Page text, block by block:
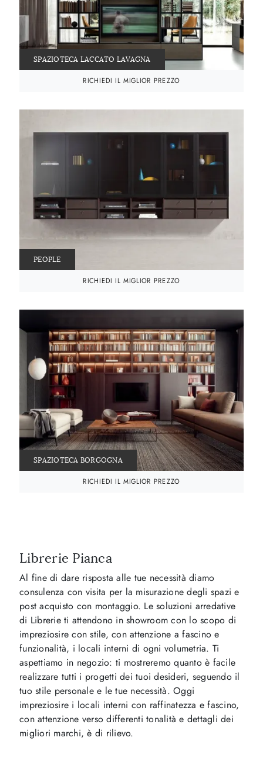
SPAZIOTECA LACCATO LAVAGNA
RICHIEDI IL MIGLIOR PREZZO
PEOPLE
RICHIEDI IL MIGLIOR PREZZO
SPAZIOTECA BORGOGNA
RICHIEDI IL MIGLIOR PREZZO
Librerie Pianca
Al fine di dare risposta alle tue necessità diamo
consulenza con visita per la misurazione degli spazi e
post acquisto con montaggio. Le soluzioni arredative
di Librerie ti attendono in showroom con lo scopo di
impreziosire con stile, con attenzione a fascino e
funzionalità, i locali interni di ogni volumetria. Ti
aspettiamo in negozio: ti mostreremo quanto è facile
realizzare tutti i progetti dei tuoi desideri, seguendo il
tuo stile personale e le tue necessità. Oggi
impreziosire i locali interni con raffinatezza e fascino,
con attenzione verso differenti tonalità e dettagli dei
migliori marchi, è di rilievo.